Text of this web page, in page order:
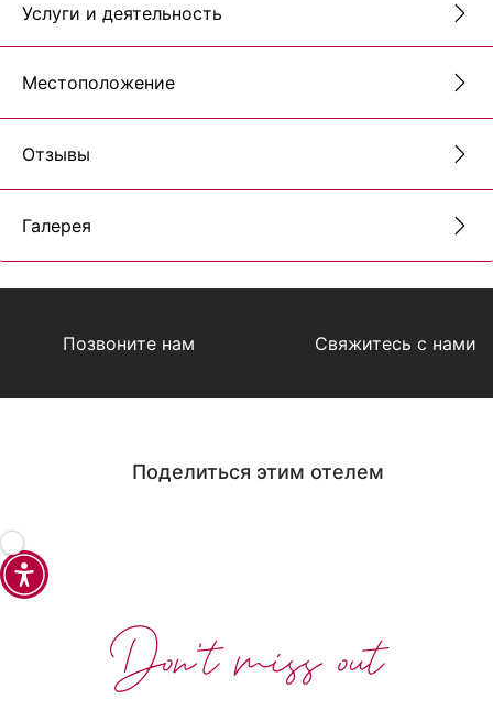
Услуги и деятельность
Местоположение
Отзывы
Галерея
Позвоните нам Свяжитесь с нами
Поделиться этим отелем
Don't miss out